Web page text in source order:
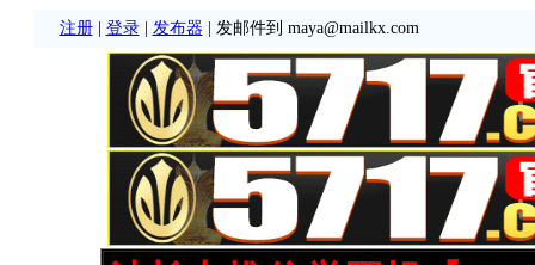
注册| 登录| 发布器 | 发邮件到 maya@mailkx.com